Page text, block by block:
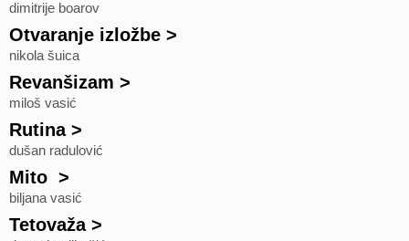
dimitrije boarov
Otvaranje izložbe >
nikola šuica
Revanšizam >
miloš vasić
Rutina>
dušan radulović
Mito >
biljana vasić
Tetovaža>